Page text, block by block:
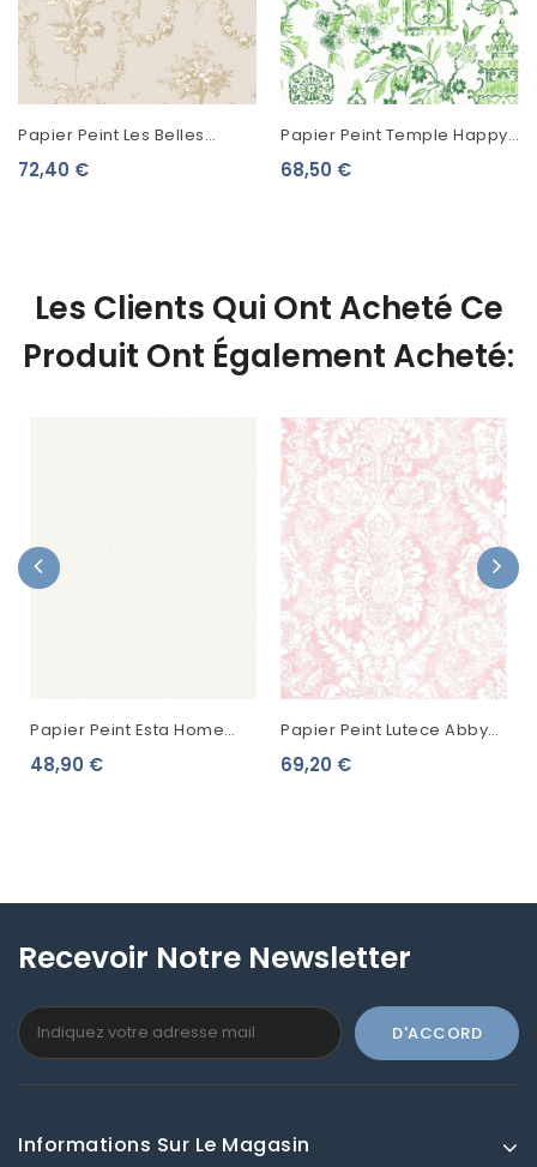
Papier Peint Les Belles
Toiles De Jouy Corne
72,40 €
Papier Peint Temple Happy
Vert FD26312
68,50 €
Les Clients Qui Ont Acheté Ce
Produit Ont Également Acheté:
Papier Peint Esta Home
Scandi Cool Uni Blanc
48,90 €
Papier Peint Lutece Abby
Rose 4 Médaillon Rose
69,20 €
Recevoir Notre Newsletter
Informations Sur Le Magasin